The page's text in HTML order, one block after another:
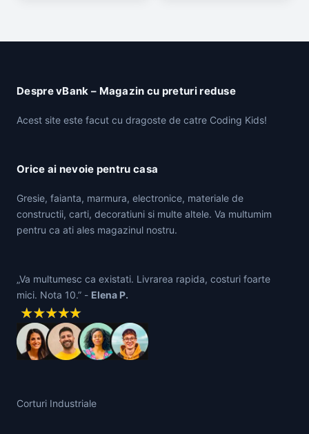
Despre vBank – Magazin cu preturi reduse
Acest site este facut cu dragoste de catre Coding Kids!
Orice ai nevoie pentru casa
Gresie, faianta, marmura, electronice, materiale de
constructii, carti, decoratiuni si multe altele. Va multumim
pentru ca ati ales magazinul nostru.
„Va multumesc ca existati. Livrarea rapida, costuri foarte
mici. Nota 10.” - Elena P.
Corturi Industriale